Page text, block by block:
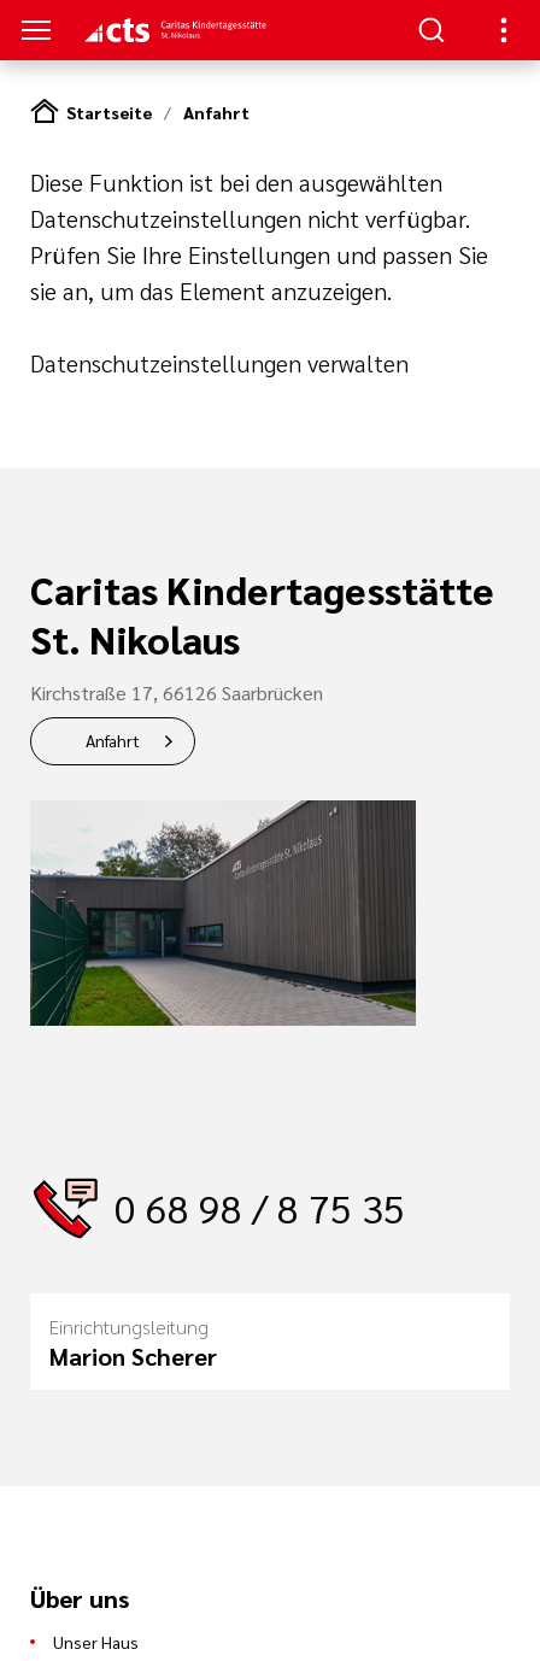
der cts
Bildung
Startseite Anfahrt
Diese Funktion ist bei den ausgewählten
Datenschutzeinstellungen nicht verfügbar.
Prüfen Sie Ihre Einstellungen und passen Sie
sie an, um das Element anzuzeigen.
Datenschutzeinstellungen verwalten
Caritas Kindertagesstätte
St. Nikolaus
Kirchstraße 17, 66126 Saarbrücken
Anfahrt
0 68 98 / 8 75 35
Einrichtungsleitung
Marion Scherer
Über uns
Unser Haus